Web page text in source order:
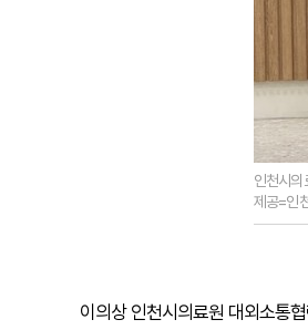
인천시의
제공=인
이의상 인천시의료원 대외소통